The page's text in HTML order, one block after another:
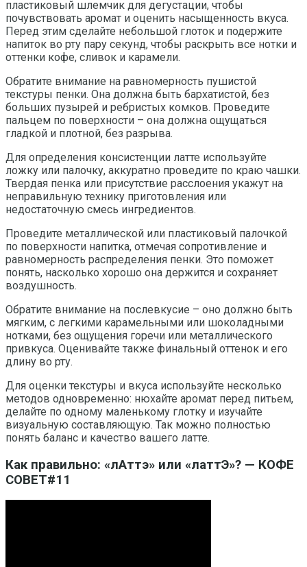
пластиковый шлемчик для дегустации, чтобы
почувствовать аромат и оценить насыщенность вкуса.
Перед этим сделайте небольшой глоток и подержите
напиток во рту пару секунд, чтобы раскрыть все нотки и
оттенки кофе, сливок и карамели.
Обратите внимание на равномерность пушистой
текстуры пенки. Она должна быть бархатистой, без
больших пузырей и ребристых комков. Проведите
пальцем по поверхности – она должна ощущаться
гладкой и плотной, без разрыва.
Для определения консистенции латте используйте
ложку или палочку, аккуратно проведите по краю чашки.
Твердая пенка или присутствие расслоения укажут на
неправильную технику приготовления или
недостаточную смесь ингредиентов.
Проведите металлической или пластиковый палочкой
по поверхности напитка, отмечая сопротивление и
равномерность распределения пенки. Это поможет
понять, насколько хорошо она держится и сохраняет
воздушность.
Обратите внимание на послевкусие – оно должно быть
мягким, с легкими карамельными или шоколадными
нотками, без ощущения горечи или металлического
привкуса. Оценивайте также финальный оттенок и его
длину во рту.
Для оценки текстуры и вкуса используйте несколько
методов одновременно: нюхайте аромат перед питьем,
делайте по одному маленькому глотку и изучайте
визуальную составляющую. Так можно полностью
понять баланс и качество вашего латте.
Как правильно: «лАттэ» или «латтЭ»? — КОФЕ
СОВЕТ#11